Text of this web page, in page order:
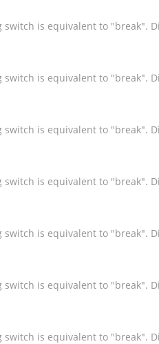
is equivalent to "break".
is equivalent to "break".
is equivalent to "break".
is equivalent to "break".
is equivalent to "break".
is equivalent to "break".
is equivalent to "break".